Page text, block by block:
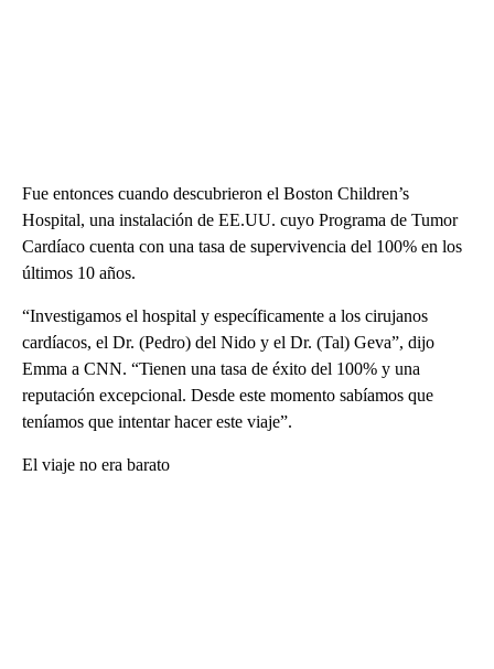
Fue entonces cuando descubrieron el Boston Children’s
Hospital, una instalación de EE.UU. cuyo Programa de Tumor
Cardíaco cuenta con una tasa de supervivencia del 100% en los
últimos 10 años.
“Investigamos el hospital y específicamente a los cirujanos
cardíacos, el Dr. (Pedro) del Nido y el Dr. (Tal) Geva”, dijo
Emma a CNN. “Tienen una tasa de éxito del 100% y una
reputación excepcional. Desde este momento sabíamos que
teníamos que intentar hacer este viaje”.
El viaje no era barato